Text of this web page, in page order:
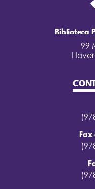
Biblioteca
99
Fax